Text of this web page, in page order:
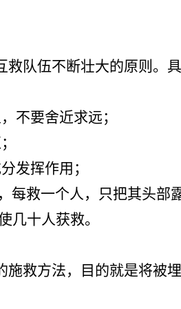
队伍不断壮大的原则。
不要舍近求远；
发挥作用；
每救一个人，只把其头部
几十人获救。
救方法，目的就是将被